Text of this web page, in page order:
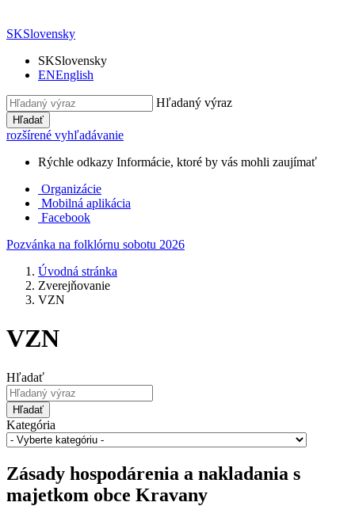
SKSlovensky
SKSlovensky
ENEnglish
Hľadaný výraz
Hľadať
rozšírené vyhľadávanie
Rýchle odkazy Informácie, ktoré by vás mohli zaujímať
Organizácie
Mobilná aplikácia
Facebook
Pozvánka na folklórnu sobotu 2026
Úvodná stránka
Zverejňovanie
VZN
VZN
Hľadať
Hľadať
Kategória
Zásady hospodárenia a nakladania s
majetkom obce Kravany